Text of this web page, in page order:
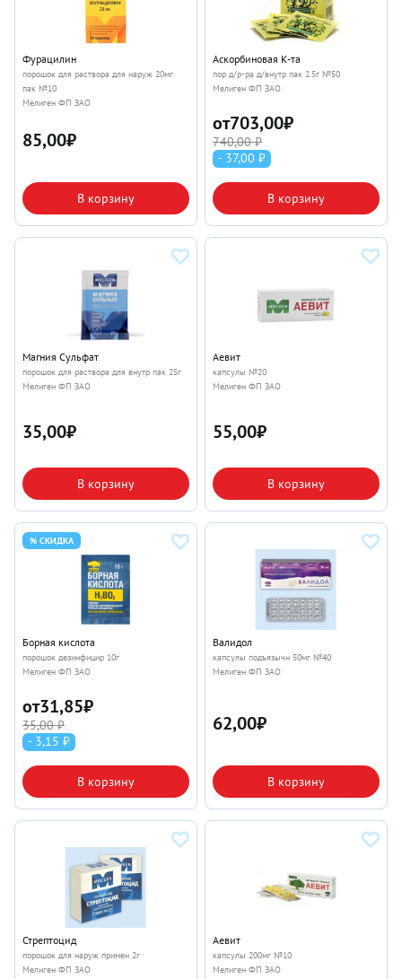
Фурацилин
порошок для раствора для наруж 20мг
пак №10
Мелиген ФП ЗАО
85,00₽
В корзину
Аскорбиновая К-та
пор д/р-ра д/внутр пак 2.5г №50
Мелиген ФП ЗАО
от703,00₽
740,00 ₽
- 37,00 ₽
В корзину
Магния Сульфат
порошок для раствора для внутр пак 25г
Мелиген ФП ЗАО
35,00₽
В корзину
Аевит
капсулы №20
Мелиген ФП ЗАО
55,00₽
В корзину
% СКИДКА
Борная кислота
порошок дезинфицир 10г
Мелиген ФП ЗАО
от31,85₽
35,00 ₽
- 3,15 ₽
В корзину
Валидол
капсулы подъязычн 50мг №40
Мелиген ФП ЗАО
62,00₽
В корзину
Стрептоцид
порошок для наруж примен 2г
Мелиген ФП ЗАО
Аевит
капсулы 200мг №10
Мелиген ФП ЗАО